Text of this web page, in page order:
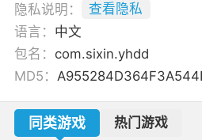
隐私说明：
查看隐私
语言： 中文
包名： com.sixin.yhdd
MD5：
同类游戏 热门游戏